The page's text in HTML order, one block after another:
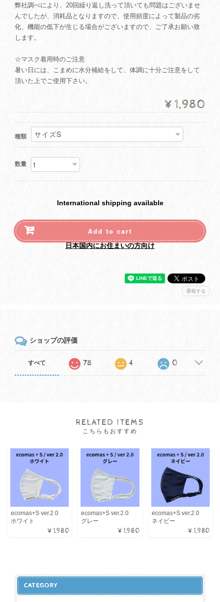
弊社調べにより、20回繰り返し洗って頂いても問題はございませ
んでしたが、消耗品となりますので、使用頻度によって製品の劣
化、機能の低下が生じる場合がございますので、ご了承お願い致
します。
☆マスク着用時のご注意
暑い日には、こまめに水分補給をして、体調に十分ご注意をして
頂いた上でご使用下さい。
¥1,980
種類
数量
International shipping available
Add to cart
日本国内にお住まいの方向け
通報する
ショップの評価
すべて 78 4 0
RELATED ITEMS
こちらもおすすめ
ecomas+S ver.2.0
ホワイト
¥1,980
ecomas+S ver.2.0
グレー
¥1,980
ecomas+S ver.2.0
ネイビー
¥1,980
CATEGORY